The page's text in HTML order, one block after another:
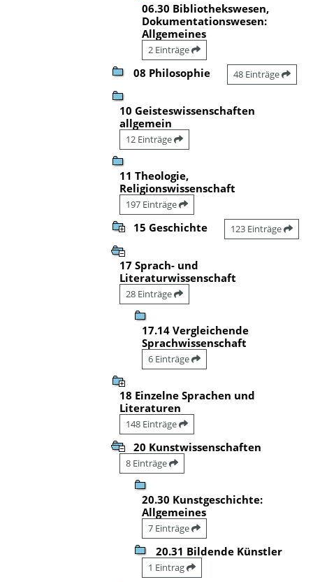
06.30 Bibliothekswesen,
Dokumentationswesen:
Allgemeines
2 Einträge
08 Philosophie 48 Einträge
10 Geisteswissenschaften
allgemein
12 Einträge
11 Theologie,
Religionswissenschaft
197 Einträge
15 Geschichte 123 Einträge
17 Sprach- und
Literaturwissenschaft
28 Einträge
17.14 Vergleichende
Sprachwissenschaft
6 Einträge
18 Einzelne Sprachen und
Literaturen
148 Einträge
20 Kunstwissenschaften
8 Einträge
20.30 Kunstgeschichte:
Allgemeines
7 Einträge
20.31 Bildende Künstler
1 Eintrag